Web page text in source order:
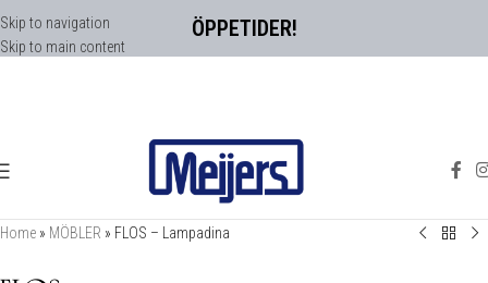
ÖPPETIDER!
Skip to navigation
Skip to main content
Home » MÖBLER » FLOS – Lampadina